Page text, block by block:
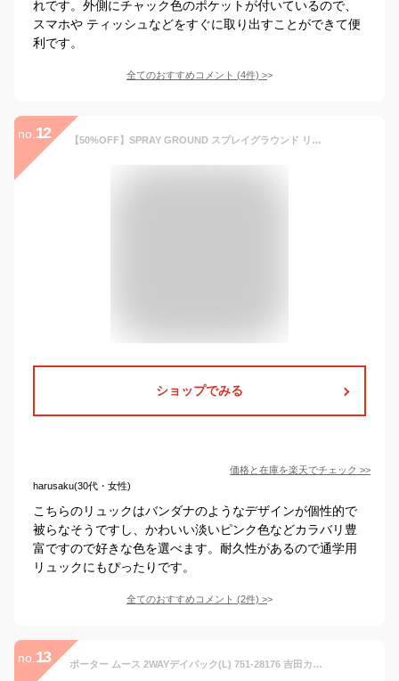
れです。外側にチャック色のポケットが付いているので、
スマホや ティッシュなどをすぐに取り出すことができて便
利です。
全てのおすすめコメント (4件) >
no. 12 【50%OFF】SPRAY GROUND スプレイグラウンド リュック サック リュックサック メンズ レディース バックパック リュック BANDANA バンダナ ペイズリー ブラック 黒 ホワイト 白 レッド ピンク パステル カラフル 原宿 ストリート 派手 リュック かわいい 個性的 バックパック
ショップでみる
価格と在庫を楽天でチェック >>
harusaku(30代・女性)
こちらのリュックはバンダナのようなデザインが個性的で
被らなそうですし、かわいい淡いピンク色などカラバリ豊
富ですので好きな色を選べます。耐久性があるので通学用
リュックにもぴったりです。
全てのおすすめコメント (2件) >
no. 13 ポーター ムース 2WAYデイパック(L) 751-28176 吉田カバン PORTER MOUSSE 2WAY DAYPACK(L) リュック レディース リュックサック おしゃれ 軽量 通勤 通学 大人 ブランド カジュアル メンズ トート 2WAY 通勤バッグ A4 日本製